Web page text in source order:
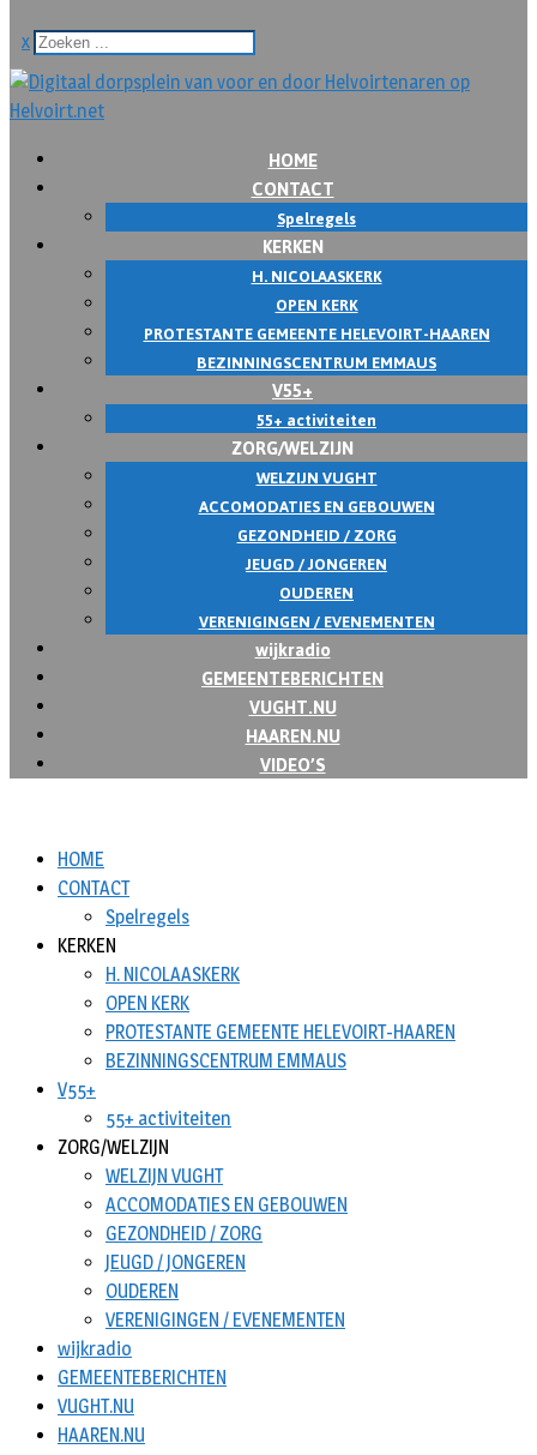
x
HOME
CONTACT
Spelregels
KERKEN
H. NICOLAASKERK
OPEN KERK
PROTESTANTE GEMEENTE HELEVOIRT-HAAREN
BEZINNINGSCENTRUM EMMAUS
V55+
55+ activiteiten
ZORG/WELZIJN
WELZIJN VUGHT
ACCOMODATIES EN GEBOUWEN
GEZONDHEID / ZORG
JEUGD / JONGEREN
OUDEREN
VERENIGINGEN / EVENEMENTEN
wijkradio
GEMEENTEBERICHTEN
VUGHT.NU
HAAREN.NU
VIDEO’S
HOME
CONTACT
Spelregels
KERKEN
H. NICOLAASKERK
OPEN KERK
PROTESTANTE GEMEENTE HELEVOIRT-HAAREN
BEZINNINGSCENTRUM EMMAUS
V55+
55+ activiteiten
ZORG/WELZIJN
WELZIJN VUGHT
ACCOMODATIES EN GEBOUWEN
GEZONDHEID / ZORG
JEUGD / JONGEREN
OUDEREN
VERENIGINGEN / EVENEMENTEN
wijkradio
GEMEENTEBERICHTEN
VUGHT.NU
HAAREN.NU